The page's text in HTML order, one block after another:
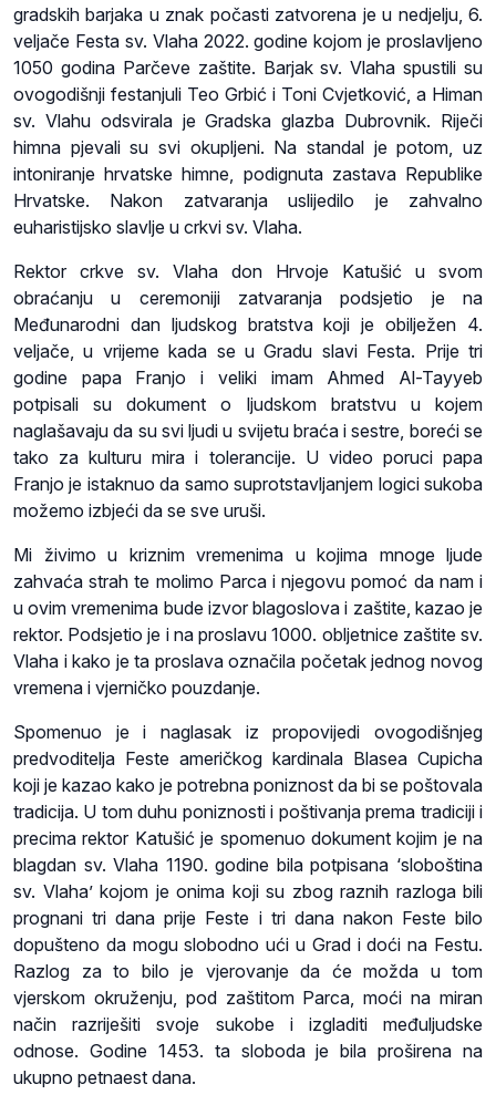
gradskih barjaka u znak počasti zatvorena je u nedjelju, 6.
veljače Festa sv. Vlaha 2022. godine kojom je proslavljeno
1050 godina Parčeve zaštite. Barjak sv. Vlaha spustili su
ovogodišnji festanjuli Teo Grbić i Toni Cvjetković, a Himan
sv. Vlahu odsvirala je Gradska glazba Dubrovnik. Riječi
himna pjevali su svi okupljeni. Na standal je potom, uz
intoniranje hrvatske himne, podignuta zastava Republike
Hrvatske. Nakon zatvaranja uslijedilo je zahvalno
euharistijsko slavlje u crkvi sv. Vlaha.
Rektor crkve sv. Vlaha don Hrvoje Katušić u svom
obraćanju u ceremoniji zatvaranja podsjetio je na
Međunarodni dan ljudskog bratstva koji je obilježen 4.
veljače, u vrijeme kada se u Gradu slavi Festa. Prije tri
godine papa Franjo i veliki imam Ahmed Al-Tayyeb
potpisali su dokument o ljudskom bratstvu u kojem
naglašavaju da su svi ljudi u svijetu braća i sestre, boreći se
tako za kulturu mira i tolerancije. U video poruci papa
Franjo je istaknuo da samo suprotstavljanjem logici sukoba
možemo izbjeći da se sve uruši.
Mi živimo u kriznim vremenima u kojima mnoge ljude
zahvaća strah te molimo Parca i njegovu pomoć da nam i
u ovim vremenima bude izvor blagoslova i zaštite, kazao je
rektor. Podsjetio je i na proslavu 1000. obljetnice zaštite sv.
Vlaha i kako je ta proslava označila početak jednog novog
vremena i vjerničko pouzdanje.
Spomenuo je i naglasak iz propovijedi ovogodišnjeg
predvoditelja Feste američkog kardinala Blasea Cupicha
koji je kazao kako je potrebna poniznost da bi se poštovala
tradicija. U tom duhu poniznosti i poštivanja prema tradiciji i
precima rektor Katušić je spomenuo dokument kojim je na
blagdan sv. Vlaha 1190. godine bila potpisana ‘sloboština
sv. Vlaha’ kojom je onima koji su zbog raznih razloga bili
prognani tri dana prije Feste i tri dana nakon Feste bilo
dopušteno da mogu slobodno ući u Grad i doći na Festu.
Razlog za to bilo je vjerovanje da će možda u tom
vjerskom okruženju, pod zaštitom Parca, moći na miran
način razriješiti svoje sukobe i izgladiti međuljudske
odnose. Godine 1453. ta sloboda je bila proširena na
ukupno petnaest dana.